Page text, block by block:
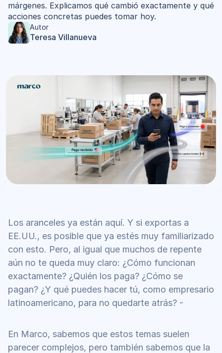
márgenes. Explicamos qué cambió exactamente y qué
acciones concretas puedes tomar hoy.
Autor
Teresa Villanueva
Los aranceles ya están aquí. Y si exportas a
EE.UU., es posible que ya estés muy familiarizado
con esto. Pero, al igual que muchos de repente
aún no te queda muy claro: ¿Cómo funcionan
exactamente? ¿Quién los paga? ¿Cómo se
pagan? ¿Y qué puedes hacer tú, como empresario
latinoamericano, para no quedarte atrás? -
En Marco, sabemos que estos temas suelen
parecer complejos, pero también sabemos que la